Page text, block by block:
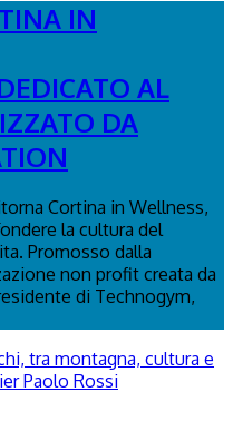
IN
AL
DA
Cortina in Wellness,
la cultura del
Promosso dalla
non profit creata da
di Technogym,